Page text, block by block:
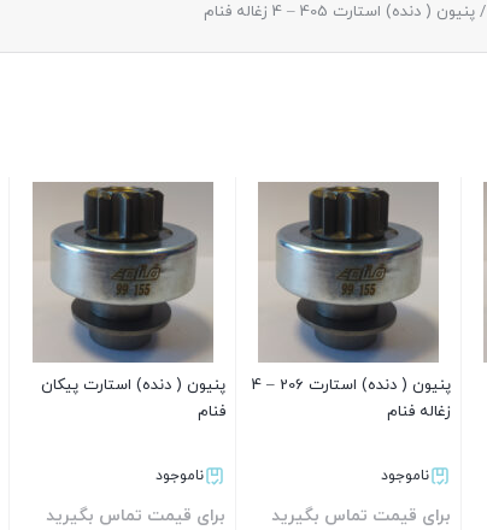
/ پنیون ( دنده) استارت 405 – 4 زغاله فنام
پنیون ( دنده) استارت 206 – 4
زغاله فنام
ناموجود
برای قیمت تماس بگیرید
پنیون ( دنده) استارت پیکان
فنام
ناموجود
برای قیمت تماس بگیرید